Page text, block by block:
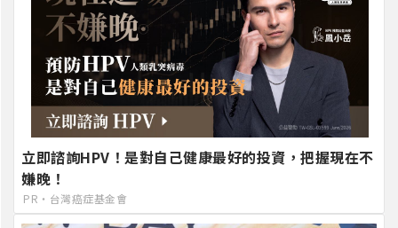
立即諮詢HPV！是對自己健康最好的投資，把握現在不
嫌晚！
PR・台灣癌症基金會